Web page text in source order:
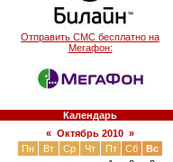
Отправить СМС бесплатно на
Мегафон:
Календарь
« Октябрь 2010 »
Пн
Вт Ср Чт Пт Сб
Вс